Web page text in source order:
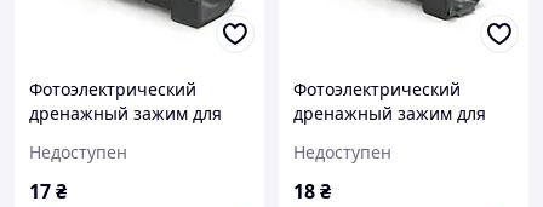
Фотоэлектрический
дренажный зажим для
kolibri
Недоступен
17₴
Фотоэлектрический
дренажный зажим для
picnic
Недоступен
18₴